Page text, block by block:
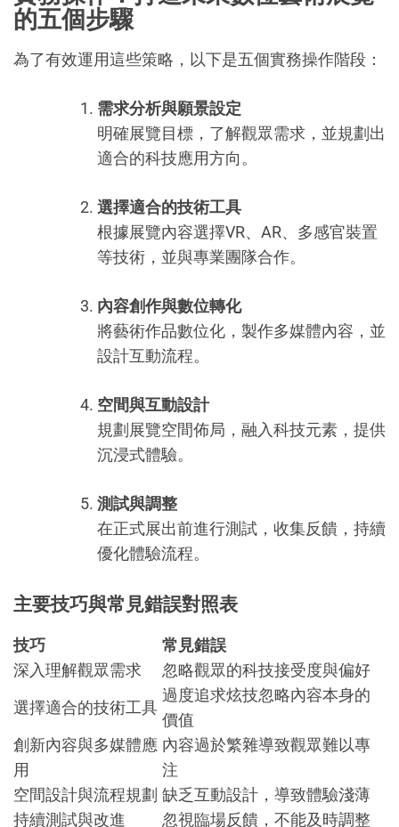
的五個步驟
為了有效運用這些策略，以下是五個實務操作階段：
需求分析與願景設定
明確展覽目標，了解觀眾需求，並規劃出
適合的科技應用方向。
選擇適合的技術工具
根據展覽內容選擇VR、AR、多感官裝置
等技術，並與專業團隊合作。
內容創作與數位轉化
將藝術作品數位化，製作多媒體內容，並
設計互動流程。
空間與互動設計
規劃展覽空間佈局，融入科技元素，提供
沉浸式體驗。
測試與調整
在正式展出前進行測試，收集反饋，持續
優化體驗流程。
主要技巧與常見錯誤對照表
技巧
常見錯誤
深入理解觀眾需求
忽略觀眾的科技接受度與偏好
選擇適合的技術工具
過度追求炫技忽略內容本身的
價值
創新內容與多媒體應
用
內容過於繁雜導致觀眾難以專
注
空間設計與流程規劃 缺乏互動設計，導致體驗淺薄
持續測試與改進
忽視臨場反饋，不能及時調整